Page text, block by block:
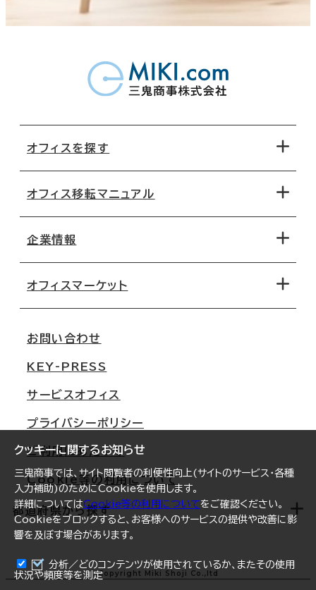
クッキーに関するお知らせ
三鬼商事では、サイト閲覧者の利便性向上(サイトのサービス・各種
入力補助)のためにCookieを使用します。
詳細についてはCookie等の利用についてをご確認ください。
Cookieをブロックすると、お客様へのサービスの提供や改善に影
響を及ぼす場合があります。
分析／どのコンテンツが使用されているか、またその使用
状況や頻度等を測定
オフィスを探す
地図から探す
路線・駅から探す
オフィス移転マニュアル
移転コストシミュレーション
移転スケジュール
オフィス移転Q&A
企業情報
オフィスマーケット
大阪
名古屋
札幌
仙台
横浜
福岡
オフィスリポート
ログイン
お問い合わせ
KEY-PRESS
サービスオフィス
プライバシーポリシー
ご利用にあたって
Cookie等の利用について
都道府県から探す
北海道 Copyright Miki Shoji Co.,ltd